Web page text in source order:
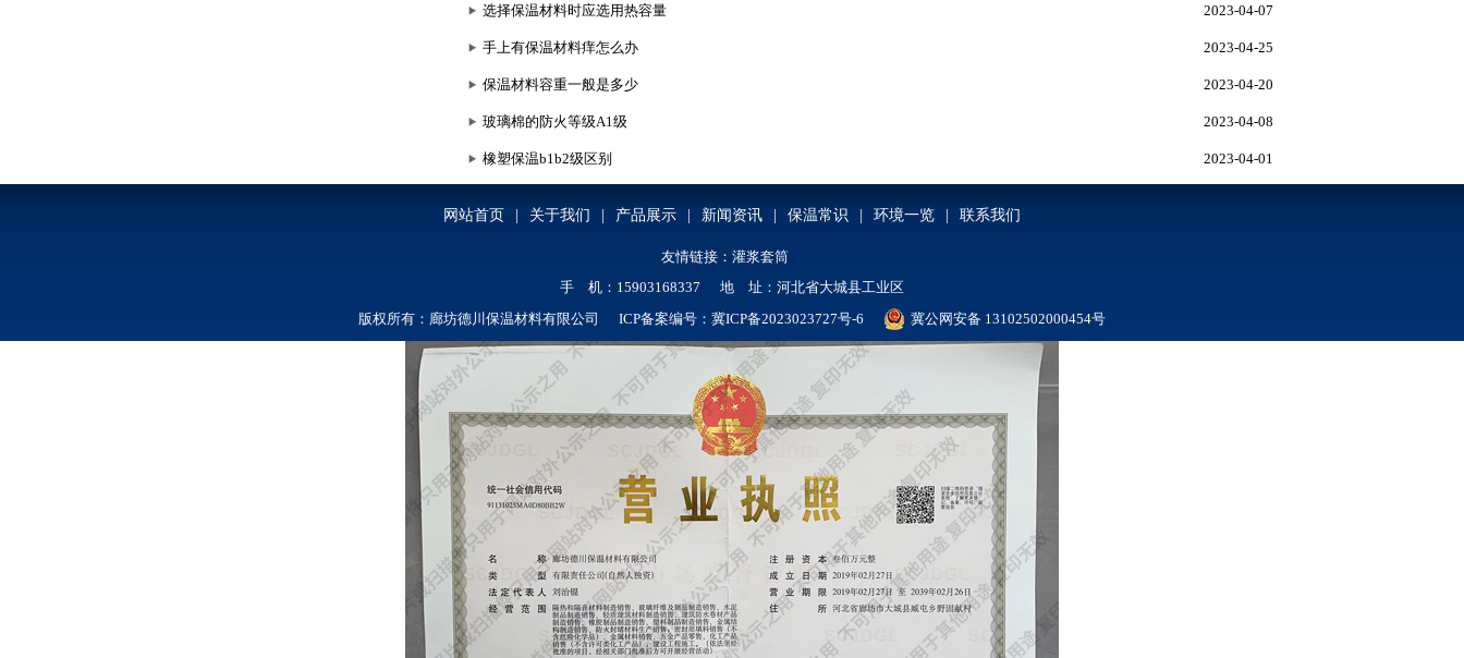
2023-04-07
选择保温材料时应选用热容量
2023-04-25
手上有保温材料痒怎么办
2023-04-20
保温材料容重一般是多少
2023-04-08
玻璃棉的防火等级A1级
2023-04-01
橡塑保温b1b2级区别
网站首页 关于我们 产品展示 新闻资讯 保温常识 环境一览 联系我们
友情链接： 灌浆套筒
手 机：15903168337 地 址：河北省大城县工业区
版权所有：廊坊德川保温材料有限公司 ICP备案编号： 冀ICP备2023023727号-6 冀公网安备 13102502000454号